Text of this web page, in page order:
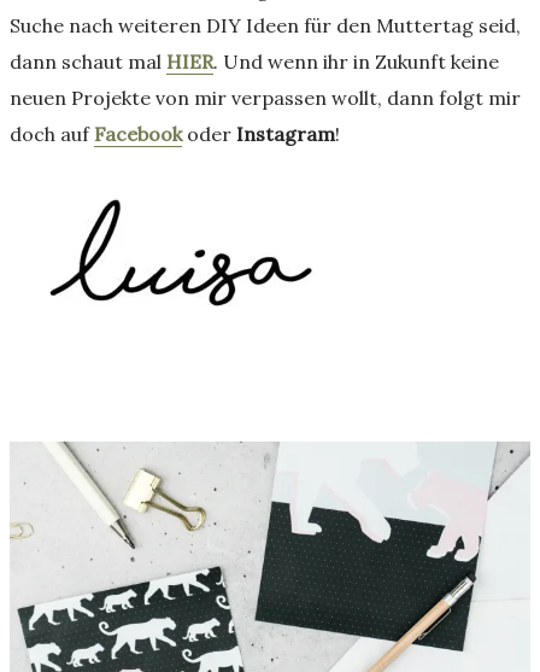
Suche nach weiteren DIY Ideen für den Muttertag seid,
dann schaut mal HIER. Und wenn ihr in Zukunft keine
neuen Projekte von mir verpassen wollt, dann folgt mir
doch auf Facebookoder Instagram!